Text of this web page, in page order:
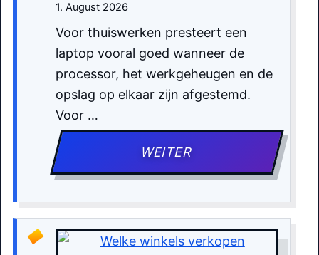
1. August 2026
Voor thuiswerken presteert een
laptop vooral goed wanneer de
processor, het werkgeheugen en de
opslag op elkaar zijn afgestemd.
Voor …
WEITER